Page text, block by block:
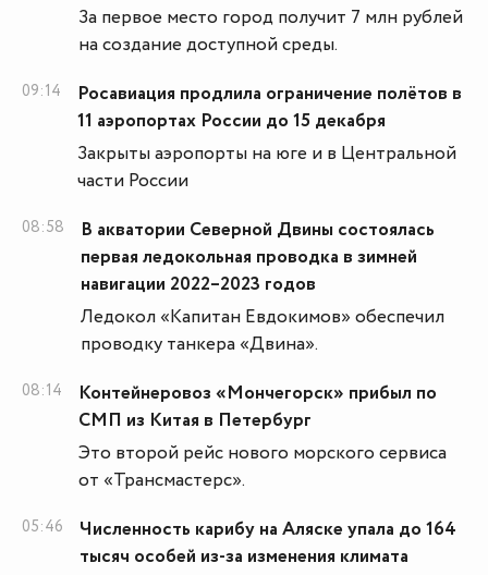
За первое место город получит 7 млн рублей
на создание доступной среды.
09:14
Росавиация продлила ограничение полётов в
11 аэропортах России до 15 декабря
Закрыты аэропорты на юге и в Центральной
части России
08:58
В акватории Северной Двины состоялась
первая ледокольная проводка в зимней
навигации 2022–2023 годов
Ледокол «Капитан Евдокимов» обеспечил
проводку танкера «Двина».
08:14
Контейнеровоз «Мончегорск» прибыл по
СМП из Китая в Петербург
Это второй рейс нового морского сервиса
от «Трансмастерс».
05:46
Численность карибу на Аляске упала до 164
тысяч особей из-за изменения климата